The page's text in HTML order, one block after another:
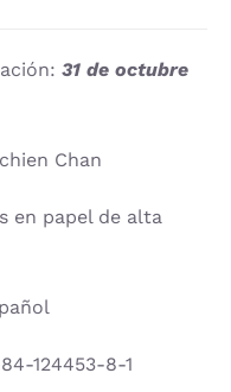
31 de octubre
Chan
en papel de alta
124453-8-1